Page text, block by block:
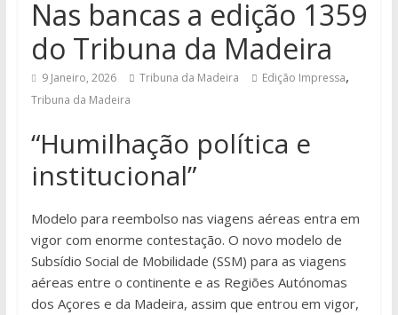
Nas bancas a edição 1359
do Tribuna da Madeira
9 Janeiro, 2026 Tribuna da Madeira Edição Impressa,
Tribuna da Madeira
“Humilhação política e
institucional”
Modelo para reembolso nas viagens aéreas entra em
vigor com enorme contestação. O novo modelo de
Subsídio Social de Mobilidade (SSM) para as viagens
aéreas entre o continente e as Regiões Autónomas
dos Açores e da Madeira, assim que entrou em vigor,